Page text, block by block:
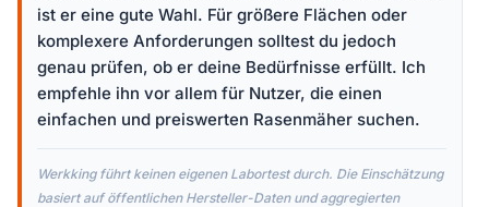
ist er eine gute Wahl. Für größere Flächen oder
komplexere Anforderungen solltest du jedoch
genau prüfen, ob er deine Bedürfnisse erfüllt. Ich
empfehle ihn vor allem für Nutzer, die einen
einfachen und preiswerten Rasenmäher suchen.
Werkking führt keinen eigenen Labortest durch. Die Einschätzung
basiert auf öffentlichen Hersteller-Daten und aggregierten